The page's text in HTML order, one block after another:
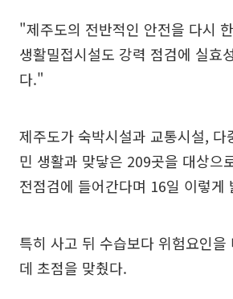
"제주도의 전반적인 안전을 다시
생활밀접시설도 강력 점검에 실효
다."
제주도가 숙박시설과 교통시설, 다
민 생활과 맞닿은 209곳을 대상으
전점검에 들어간다며 16일 이렇게
특히 사고 뒤 수습보다 위험요인을
데 초점을 맞췄다.